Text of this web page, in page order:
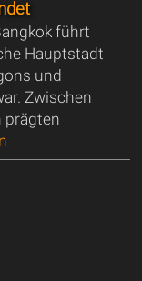
führt
Hauptstadt
und
Zwischen
prägten